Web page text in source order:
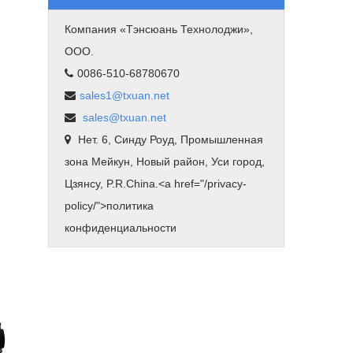
Компания «Тэнсюань Технолоджи»,
ООО.
0086-510-68780670
sales1@txuan.net
sales@txuan.net
Нет. 6, Синду Роуд, Промышленная
зона Мейкун, Новый район, Уси город,
Цзянсу, P.R.China.<a href="/privacy-
policy/">политика
конфиденциальности